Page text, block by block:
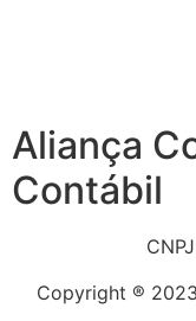
Aliança
Contábil
Copyright ®